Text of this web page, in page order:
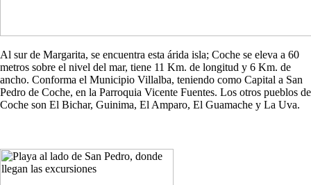
Al sur de Margarita, se encuentra esta árida isla; Coche se eleva a 60
metros sobre el nivel del mar, tiene 11 Km. de longitud y 6 Km. de
ancho. Conforma el Municipio Villalba, teniendo como Capital a San
Pedro de Coche, en la Parroquia Vicente Fuentes. Los otros pueblos de
Coche son El Bichar, Guinima, El Amparo, El Guamache y La Uva.